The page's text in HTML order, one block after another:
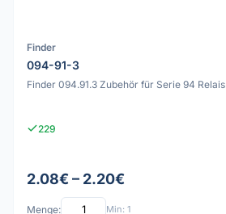
Finder
094-91-3
Finder 094.91.3 Zubehör für Serie 94 Relais
229
2.08€ – 2.20€
Menge: Min: 1